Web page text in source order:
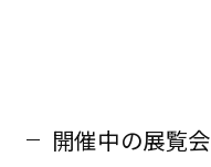
開催中の展覧会